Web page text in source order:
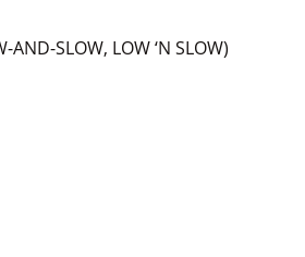
SLOW, LOW ‘N SLOW)